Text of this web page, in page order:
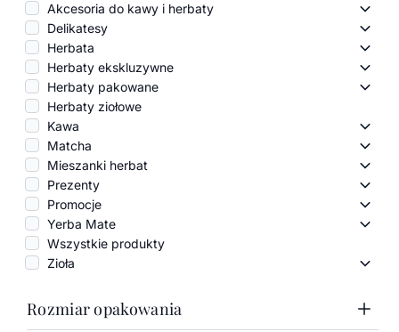
Akcesoria do kawy i herbaty
Delikatesy
Herbata
Herbaty ekskluzywne
Herbaty pakowane
Herbaty ziołowe
Kawa
Matcha
Mieszanki herbat
Prezenty
Promocje
Yerba Mate
Wszystkie produkty
Zioła
Zioła
Rozmiar opakowania